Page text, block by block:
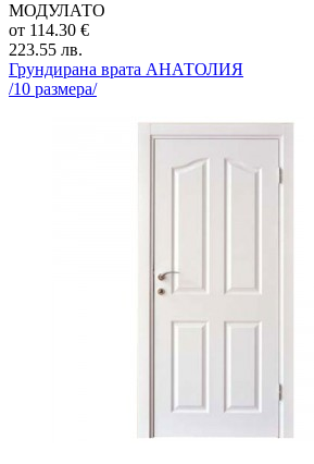
МОДУЛАТО
от 114.30 €
223.55 лв.
Грундирана врата АНАТОЛИЯ
/10 размера/